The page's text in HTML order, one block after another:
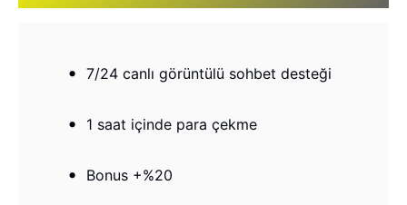
7/24 canlı görüntülü sohbet desteği
1 saat içinde para çekme
Bonus +%20